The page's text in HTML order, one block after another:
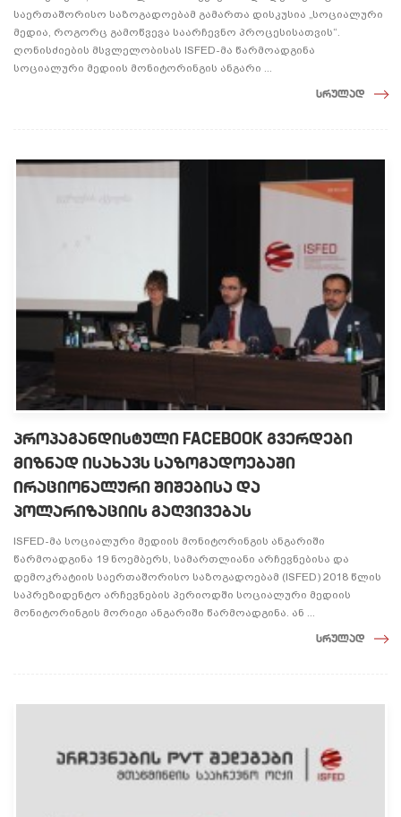
საერთაშორისო საზოგადოებამ გამართა დისკუსია „სოციალური
მედია, როგორც გამოწვევა საარჩევნო პროცესისათვის“.
ღონისძიების მსვლელობისას ISFED-მა წარმოადგინა
სოციალური მედიის მონიტორინგის ანგარი ...
სრულად
პროპაგანდისტული FACEBOOK გვერდები
მიზნად ისახავს საზოგადოებაში
ირაციონალური შიშებისა და
პოლარიზაციის გაღვივებას
ISFED-მა სოციალური მედიის მონიტორინგის ანგარიში
წარმოადგინა 19 ნოემბერს, სამართლიანი არჩევნებისა და
დემოკრატიის საერთაშორისო საზოგადოებამ (ISFED) 2018 წლის
საპრეზიდენტო არჩევნების პერიოდში სოციალური მედიის
მონიტორინგის მორიგი ანგარიში წარმოადგინა. ან ...
სრულად